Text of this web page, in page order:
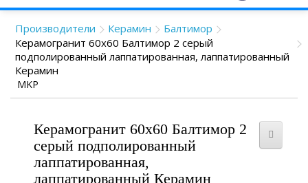
Производители Керамин
Балтимор
Керамогранит 60x60 Балтимор 2 серый
подполированный лаппатированная, лаппатированный
Керамин
MKP
Керамогранит 60x60 Балтимор 2
серый подполированный
лаппатированная,
лаппатированный Керамин